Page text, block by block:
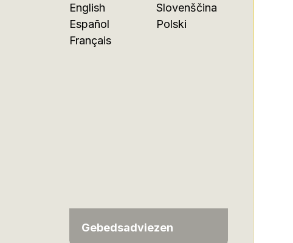
English
Español
Français
Slovenščina
Polski
Gebedsadviezen